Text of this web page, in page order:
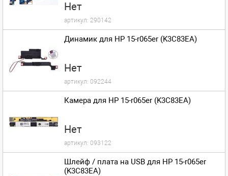
Нет
артикул: 290142
Динамик для HP 15-r065er (K3C83EA)
Нет
артикул: 092244
Камера для HP 15-r065er (K3C83EA)
Нет
артикул: 093122
Шлейф / плата на USB для HP 15-r065er
(K3C83EA)